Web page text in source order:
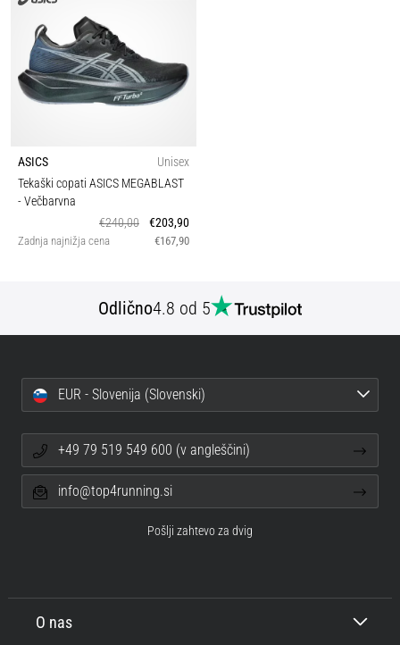
ASICS
Unisex
Tekaški copati ASICS MEGABLAST
- Večbarvna
€240,00
€203,90
Zadnja najnižja cena €167,90
Odlično4.8 od 5
O nas
EUR - Slovenija (Slovenski)
+49 79 519 549 600 (v angleščini)
info@top4running.si
Pošlji zahtevo za dvig